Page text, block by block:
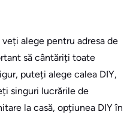
alege pentru adresa de
să cântăriți toate
puteți alege calea DIY,
singuri lucrările de
la casă, opțiunea DIY în